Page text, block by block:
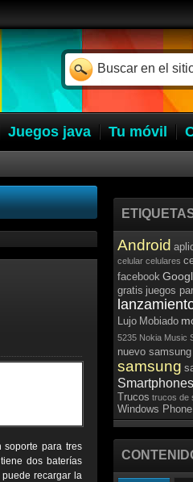
Juegos java Tu móvil
soporte para tres
dos baterías
recargar la
Android
celular celulares
facebook
gratis juegos
Lujo Mobiado
5235 Nokia Music
nuevo samsung
samsung
Smartphones
Trucos trucos de
Windows